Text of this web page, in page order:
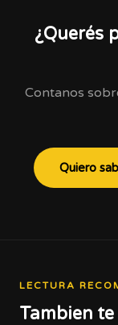
¿Querés
Contanos
Quiero
LECTURA
Tambien